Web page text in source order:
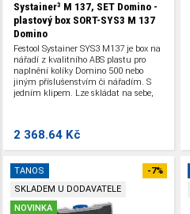
Systainer³ M 137, SET Domino -
plastový box SORT-SYS3 M 137
Domino
Festool Systainer SYS3 M137 je box na
nářadí z kvalitního ABS plastu pro
naplnění kolíky Domino 500 nebo
jiným příslušenstvím či nářadím. S
jedním klipem. Lze skládat na sebe,
2 368.64 Kč
TANOS
SKLADEM U DODAVATELE
NOVINKA
-7%